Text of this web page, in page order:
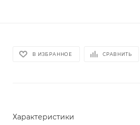
В ИЗБРАННОЕ СРАВНИТЬ
Характеристики